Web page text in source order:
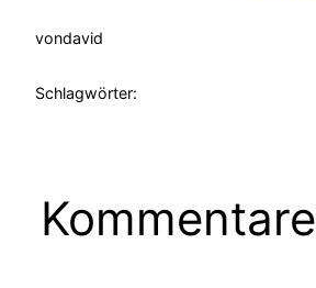
vondavid
Schlagwörter:
Kommentare